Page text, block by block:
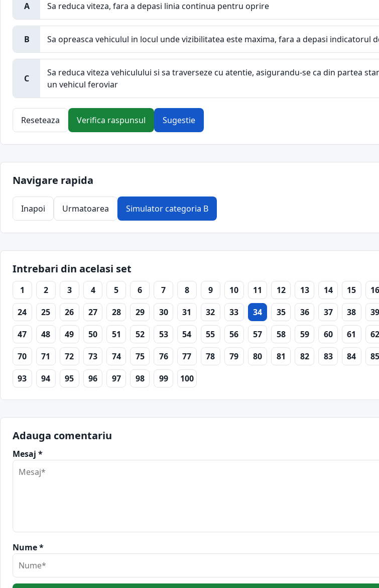
A Sa reduca viteza, fara a depasi linia continua pentru oprire
B Sa opreasca vehiculul in locul unde vizibilitatea este maxima, fara a depasi indicatorul
C
Sa reduca viteza vehiculului si sa traverseze cu atentie, asigurandu-se ca din partea
un vehicul feroviar
Reseteaza Verifica raspunsul Sugestie
Navigare rapida
Inapoi Urmatoarea Simulator categoria B
Intrebari din acelasi set
1 2 3 4 5 6 7 8 9 10 11 12 13 14 15 16
24
25 26 27 28 29 30 31 32 33 34 35 36 37 38 39
47
48 49 50 51 52 53 54 55 56 57 58 59 60 61 62
70
71 72 73 74 75 76 77 78 79 80 81 82 83 84 85
93
94 95 96 97 98 99 100
Adauga comentariu
Mesaj *
Nume *